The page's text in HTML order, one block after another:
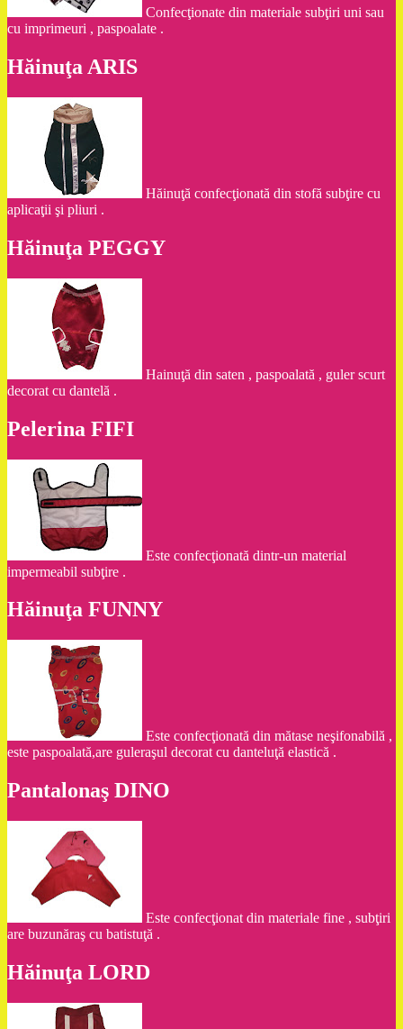
Confecţionate din materiale subţiri uni sau
cu imprimeuri , paspoalate .
Hăinuţa ARIS
Hăinuţă confecţionată din stofă subţire cu
aplicaţii şi pliuri .
Hăinuţa PEGGY
Hainuţă din saten , paspoalată , guler scurt
decorat cu dantelă .
Pelerina FIFI
Este confecţionată dintr-un material
impermeabil subţire .
Hăinuţa FUNNY
Este confecţionată din mătase neşifonabilă ,
este paspoalată,are guleraşul decorat cu danteluţă elastică .
Pantalonaş DINO
Este confecţionat din materiale fine , subţiri
are buzunăraş cu batistuţă .
Hăinuţa LORD